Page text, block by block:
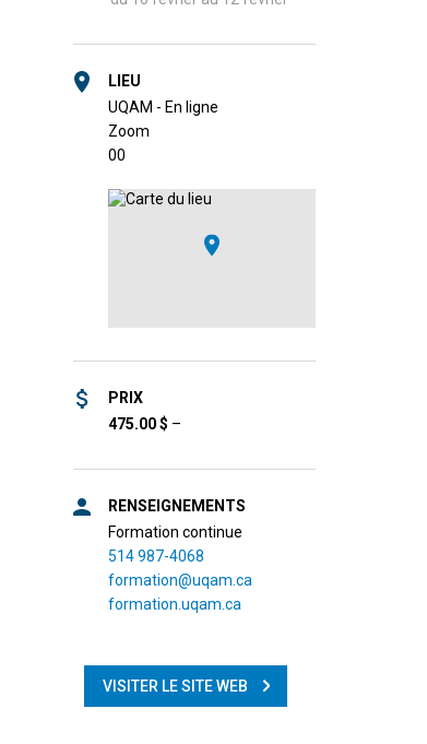
LIEU
UQAM - En ligne
Zoom
00
PRIX
475.00$ –
RENSEIGNEMENTS
Formation continue
514 987-4068
formation@uqam.ca
formation.uqam.ca
VISITER LE SITE WEB